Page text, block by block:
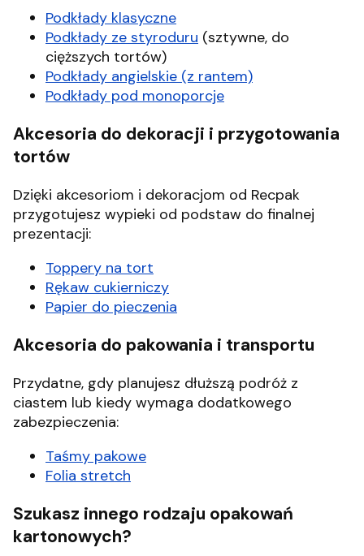
Podkłady klasyczne
Podkłady ze styroduru (sztywne, do
cięższych tortów)
Podkłady angielskie (z rantem)
Podkłady pod monoporcje
Akcesoria do dekoracji i przygotowania
tortów
Dzięki akcesoriom i dekoracjom od Recpak
przygotujesz wypieki od podstaw do finalnej
prezentacji:
Toppery na tort
Rękaw cukierniczy
Papier do pieczenia
Akcesoria do pakowania i transportu
Przydatne, gdy planujesz dłuższą podróż z
ciastem lub kiedy wymaga dodatkowego
zabezpieczenia:
Taśmy pakowe
Folia stretch
Szukasz innego rodzaju opakowań
kartonowych?